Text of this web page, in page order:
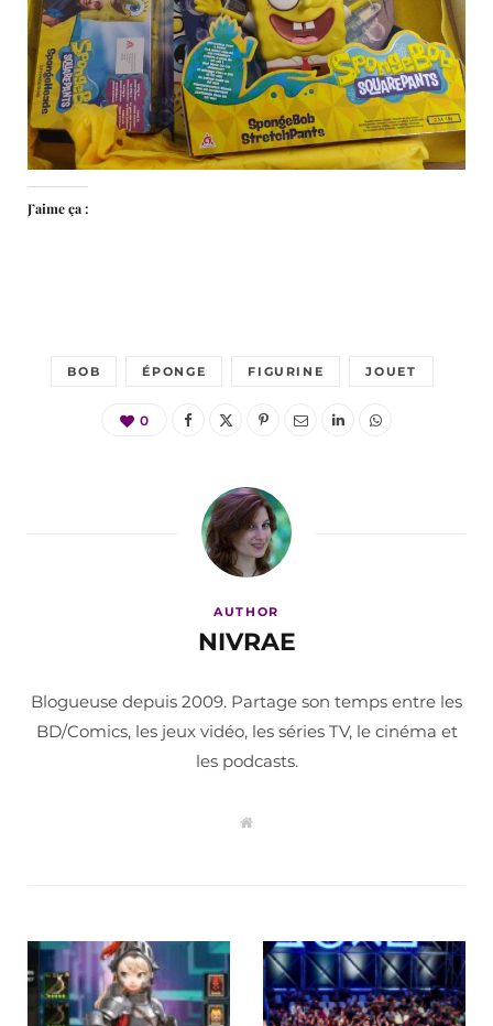
J’aime ça :
BOB ÉPONGE FIGURINE JOUET
0
AUTHOR
NIVRAE
Blogueuse depuis 2009. Partage son temps entre les
BD/Comics, les jeux vidéo, les séries TV, le cinéma et
les podcasts.
W